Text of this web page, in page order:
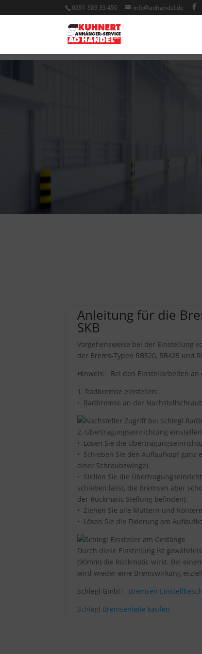
0551-389 33 450 info@aohandel.de
Anleitung für die
SKB
Vorgehensweise bei der Einstellung
der Brems-Typen RB520, RB425 und
Hinweis: Bei den Einstellarbeiten an
1. Radbremse einstellen:
• Radbremse an der
2. Übertragungseinrichtung
• Lösen Sie die
• Schieben Sie den Auflaufkopf ganz
einer Schraubzwinge).
• Stellen Sie die
schieben lässt, die Bremsen aber
der Rückmatic Stellung befinden).
• Ziehen Sie alle Muttern und
• Lösen Sie die Fixierung am
Durch diese Einstellung ist
(90mm) die Rückmatic wirkt. Bei
wird wieder eine Bremswirkung
Schlegl GmbH
Bremsen
Schlegl Bremsenteile kaufen